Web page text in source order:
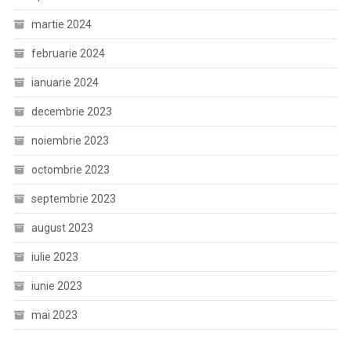
martie 2024
februarie 2024
ianuarie 2024
decembrie 2023
noiembrie 2023
octombrie 2023
septembrie 2023
august 2023
iulie 2023
iunie 2023
mai 2023